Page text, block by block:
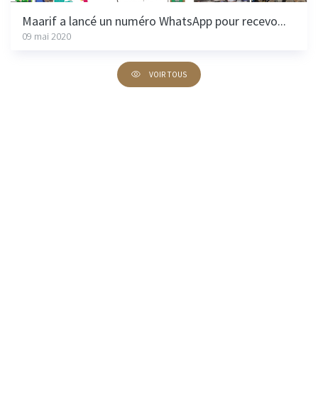
Maarif a lancé un numéro WhatsApp pour recevo...
09 mai 2020
VOIR TOUS